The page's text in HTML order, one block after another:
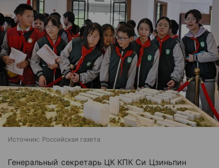
Источник: Российская газета
Генеральный секретарь ЦК КПК Си Цзиньпин